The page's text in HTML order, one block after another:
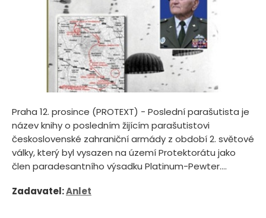
Praha 12. prosince (PROTEXT) - Poslední parašutista je
název knihy o posledním žijícím parašutistovi
československé zahraniční armády z období 2. světové
války, který byl vysazen na území Protektorátu jako
člen paradesantního výsadku Platinum-Pewter....
Zadavatel:Anlet